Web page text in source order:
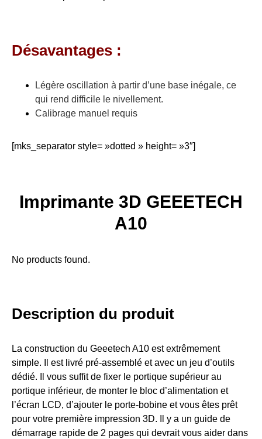
Désavantages :
Légère oscillation à partir d’une base inégale, ce
qui rend difficile le nivellement.
Calibrage manuel requis
[mks_separator style= »dotted » height= »3″]
Imprimante 3D GEEETECH
A10
No products found.
Description du produit
La construction du Geeetech A10 est extrêmement
simple. Il est livré pré-assemblé et avec un jeu d’outils
dédié. Il vous suffit de fixer le portique supérieur au
portique inférieur, de monter le bloc d’alimentation et
l’écran LCD, d’ajouter le porte-bobine et vous êtes prêt
pour votre première impression 3D. Il y a un guide de
démarrage rapide de 2 pages qui devrait vous aider dans